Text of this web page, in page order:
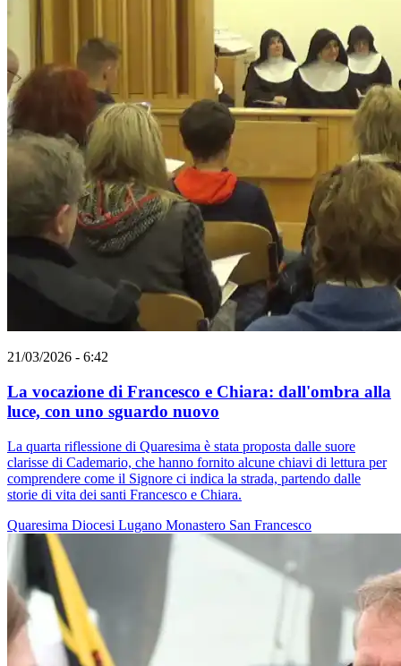
21/03/2026 - 6:42
La vocazione di Francesco e Chiara: dall'ombra alla
luce, con uno sguardo nuovo
La quarta riflessione di Quaresima è stata proposta dalle suore
clarisse di Cademario, che hanno fornito alcune chiavi di lettura per
comprendere come il Signore ci indica la strada, partendo dalle
storie di vita dei santi Francesco e Chiara.
Quaresima Diocesi Lugano Monastero San Francesco